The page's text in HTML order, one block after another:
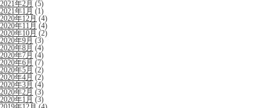
2021年2月 (5)
2021年1月 (1)
2020年12月(4)
2020年11月 (4)
2020年10月 (2)
2020年9月 (3)
2020年8月 (4)
2020年7月 (4)
2020年6月 (7)
2020年5月 (2)
2020年4月 (2)
2020年3月 (4)
2020年2月 (3)
2020年1月 (3)